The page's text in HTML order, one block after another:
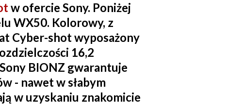
w ofercie Sony. Poniżej
WX50. Kolorowy, z
Cyber-shot wyposażony
16,2
BIONZ gwarantuje
- nawet w słabym
w uzyskaniu znakomicie